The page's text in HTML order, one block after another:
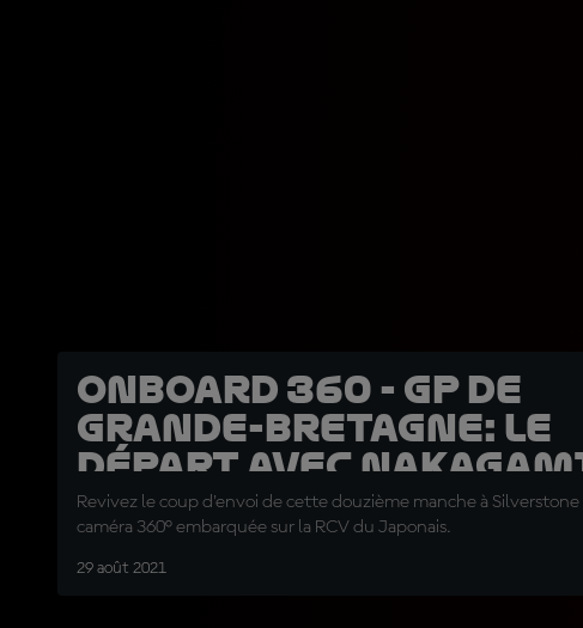
OnBoard 360 - GP de
Grande-Bretagne: Le
départ avec
Revivez le coup d'envoi de cette douzième manche à Silverstone
caméra 360° embarquée sur la RCV du Japonais.
29 août 2021